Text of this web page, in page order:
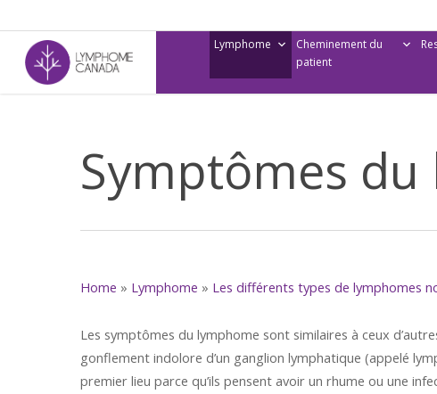
to
main
content
Lymphome
Cheminement du
patient
Symptômes
Home » Lymphome » Les différents types de lymphomes
Les symptômes du lymphome sont similaires à ceux
gonflement indolore d’un ganglion lymphatique (appelé
premier lieu parce qu’ils pensent avoir un rhume ou une